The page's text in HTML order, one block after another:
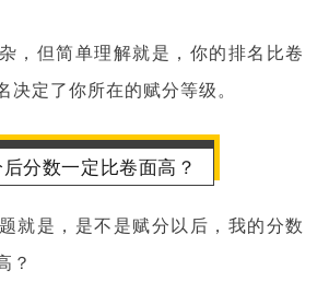
，但简单理解就是，你的排名比卷
决定了你所在的赋分等级。
分数一定比卷面高？
就是，是不是赋分以后，我的分数
？